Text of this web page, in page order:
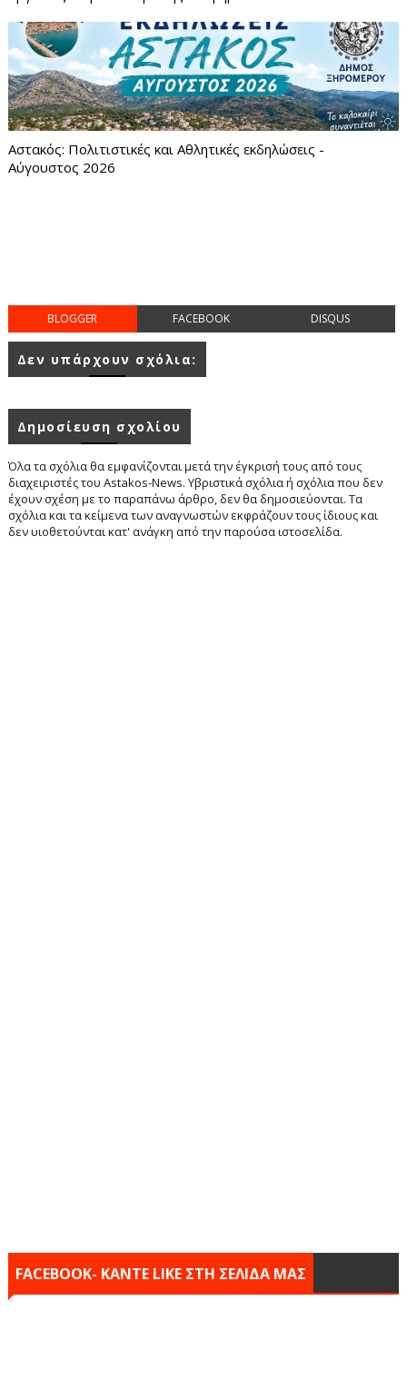
Αστακός: Πολιτιστικές και Αθλητικές εκδηλώσεις -
Αύγουστος 2026
BLOGGER FACEBOOK DISQUS
Δεν υπάρχουν σχόλια:
Δημοσίευση σχολίου
Όλα τα σχόλια θα εμφανίζονται μετά την έγκρισή τους από τους
διαχειριστές του Astakos-News. Υβριστικά σχόλια ή σχόλια που δεν
έχουν σχέση με το παραπάνω άρθρο, δεν θα δημοσιεύονται. Τα
σχόλια και τα κείμενα των αναγνωστών εκφράζουν τους ίδιους και
δεν υιοθετούνται κατ' ανάγκη από την παρούσα ιστοσελίδα.
FACEBOOK- KANTE LIKE ΣΤΗ ΣΕΛΙΔΑ ΜΑΣ